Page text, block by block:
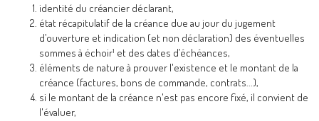
identité du créancier déclarant,
état récapitulatif de la créance due au jour du jugement
d’ouverture et indication (et non déclaration) des éventuelles
sommes à échoir¹ et des dates d’échéances,
éléments de nature à prouver l'existence et le montant de la
créance (factures, bons de commande, contrats...),
si le montant de la créance n'est pas encore fixé, il convient de
l'évaluer,